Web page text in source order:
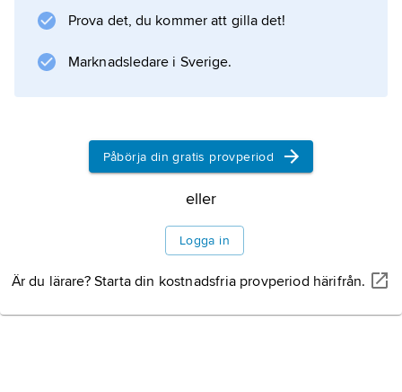
(avdunstning), T transpiration från växterna, R
magasin som sjöar, grundvatten, markvatten,
Information om artikeln
Prova det, du kommer att gilla det!
Marknadsledare i Sverige.
Påbörja din gratis provperiod
eller
Logga in
Är du lärare? Starta din kostnadsfria provperiod härifrån.